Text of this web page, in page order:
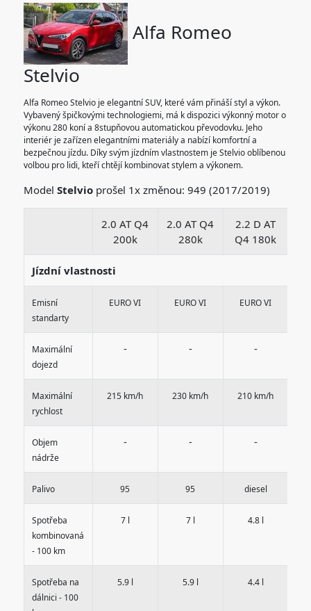
Alfa Romeo
Stelvio
Alfa Romeo Stelvio je elegantní SUV, které vám přináší styl a výkon.
Vybavený špičkovými technologiemi, má k dispozici výkonný motor o
výkonu 280 koní a 8stupňovou automatickou převodovku. Jeho
interiér je zařízen elegantními materiály a nabízí komfortní a
bezpečnou jízdu. Díky svým jízdním vlastnostem je Stelvio oblíbenou
volbou pro lidi, kteří chtějí kombinovat stylem a výkonem.
Model Stelvioprošel 1x změnou: 949 (2017/2019)
2.0 AT Q4
200k
2.0 AT Q4
280k
2.2 D AT
Q4 180k
Jízdní vlastnosti
Emisní
standarty
EURO VI EURO VI EURO VI
Maximální
dojezd
- - -
Maximální
rychlost
215 km/h 230 km/h 210 km/h
Objem
nádrže
- - -
Palivo 95 95 diesel
Spotřeba
kombinovaná
- 100 km
7 l 7 l 4.8 l
Spotřeba na
dálnici - 100
5.9 l 5.9 l 4.4 l